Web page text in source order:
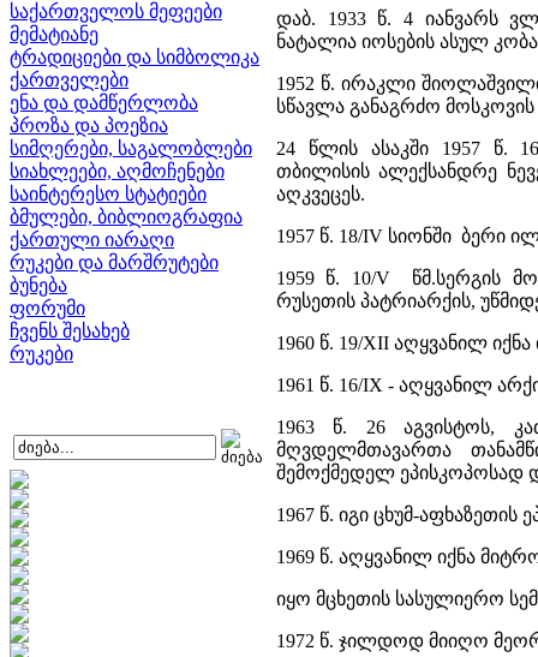
საქართველოს მეფეები
მემატიანე
ტრადიციები და სიმბოლიკა
ქართველები
ენა და დამწერლობა
პროზა და პოეზია
სიმღერები, საგალობლები
სიახლეები, აღმოჩენები
საინტერესო სტატიები
ბმულები, ბიბლიოგრაფია
ქართული იარაღი
რუკები და მარშრუტები
ბუნება
ფორუმი
ჩვენს შესახებ
რუკები
დაბ. 1933 წ. 4 იანვარს
ნატალია იოსების ასულ
1952 წ. ირაკლი
სწავლა განაგრძო
24 წლის ასაკში 1957 წ.
თბილისის ალექსანდრე
აღკვეცეს.
1957 წ. 18/IV სიონში ბერი
1959 წ. 10/V წმ.სერგის
რუსეთის პატრიარქის,
1960 წ. 19/XII აღყვანილ იქნა
1961 წ. 16/IX - აღყვანილ
1963 წ. 26 აგვისტოს,
მღვდელმთავართა
შემოქმედელ ეპისკოპოსად
1967 წ. იგი ცხუმ-აფხაზეთის
1969 წ. აღყვანილ იქნა
იყო მცხეთის სასულიერო
1972 წ. ჯილდოდ მიიღო